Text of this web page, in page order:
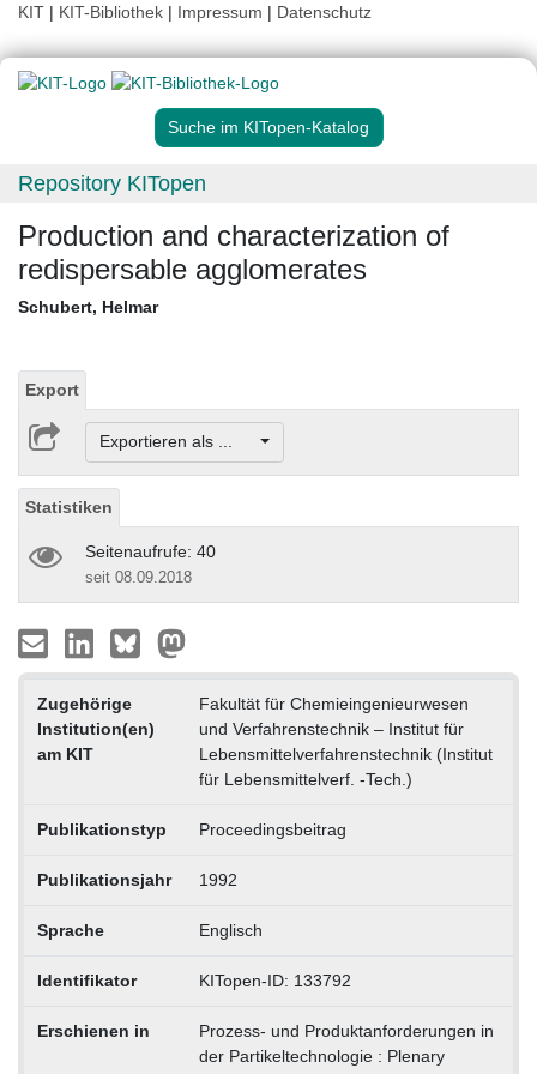
KIT | KIT-Bibliothek | Impressum | Datenschutz
Suche im KITopen-Katalog
Repository KITopen
Production and characterization of
redispersable agglomerates
Schubert, Helmar
Export
Exportieren als ...
Statistiken
Seitenaufrufe: 40
seit 08.09.2018
Zugehörige
Institution(en)
am KIT
Fakultät für Chemieingenieurwesen
und Verfahrenstechnik – Institut für
Lebensmittelverfahrenstechnik (Institut
für Lebensmittelverf. -Tech.)
Publikationstyp Proceedingsbeitrag
Publikationsjahr 1992
Sprache Englisch
Identifikator KITopen-ID: 133792
Erschienen in
Prozess- und Produktanforderungen in
der Partikeltechnologie : Plenary